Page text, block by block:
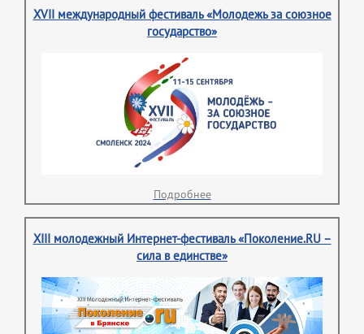
XVII международный фестиваль «Молодежь за союзное
государство»
Подробнее
XIII молодежный Интернет-фестиваль «Поколение.RU –
сила в единстве»